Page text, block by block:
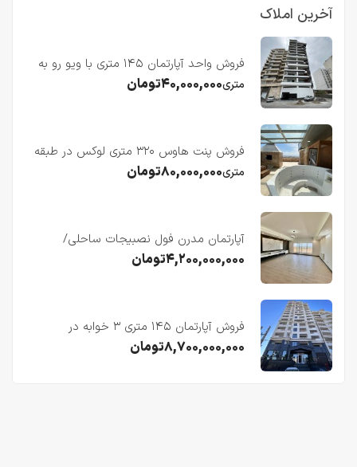
آخرین املاک
فروش واحد آپارتمان ۱۴۵ متری با ویو رو به
دریا در فریدونکنار
متری۴۰,۰۰۰,۰۰۰تومان
فروش پنت هاوس ۳۲۰ متری لوکس در طبقه
چهاردهم فریدونکنار
متری۸۰,۰۰۰,۰۰۰تومان
آپارتمان مدرن فول نصبیجات ساحلی/
فریدونکنار
۴,۲۰۰,۰۰۰,۰۰۰تومان
فروش آپارتمان ۱۴۵ متری ۳ خوابه در
فریدونکنار
۸,۷۰۰,۰۰۰,۰۰۰تومان